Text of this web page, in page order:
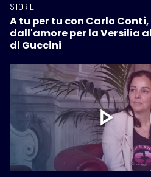
STORIE
A tu per tu con Carlo Conti,
dall'amore per la Versilia
di Guccini